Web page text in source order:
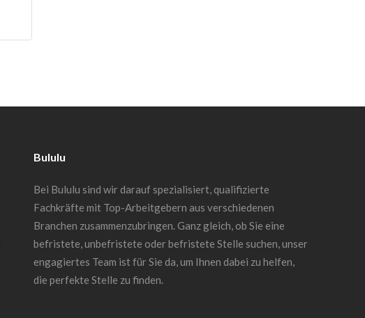
Bululu
Bei Bululu sind wir darauf spezialisiert, qualifizierte
Fachkräfte mit Top-Arbeitgebern aus verschiedenen
Branchen zusammenzubringen. Ganz gleich, ob Sie eine
befristete, unbefristete oder befristete Stelle suchen, unser
engagiertes Team ist für Sie da, um Ihnen dabei zu helfen,
die perfekte Stelle zu finden.